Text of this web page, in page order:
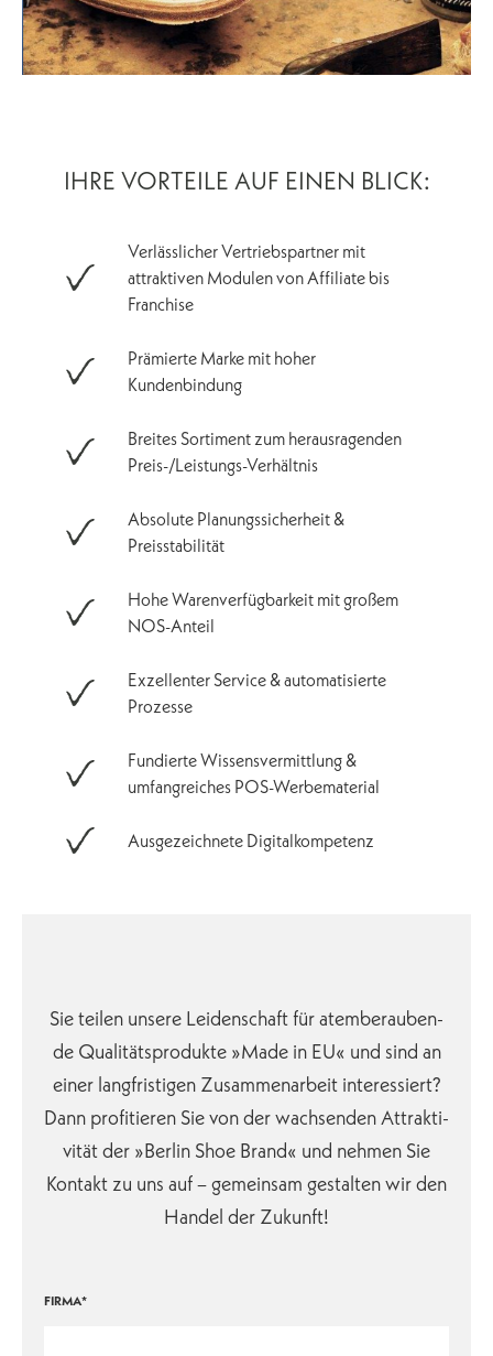
IHRE VORTEILE AUF EINEN BLICK:
Verlässlicher Vertriebspartner mit
attraktiven Modulen von Affiliate bis
Franchise
Prämierte Marke mit hoher
Kundenbindung
Breites Sortiment zum herausragenden
Preis-/Leistungs-Verhältnis
Absolute Planungssicherheit &
Preisstabilität
Hohe Warenverfügbarkeit mit großem
NOS-Anteil
Exzellenter Service & automatisierte
Prozesse
Fundierte Wissensvermittlung &
umfangreiches POS-Werbematerial
Ausgezeichnete Digitalkompetenz
Sie tei­len un­se­re Lei­den­schaft für atem­be­rau­ben­
de Qua­li­täts­pro­duk­te »Made in EU« und sind an
ei­ner lang­fris­ti­gen Zu­sam­men­ar­beit in­te­res­siert?
Dann pro­fi­tie­ren Sie von der wach­sen­den At­trak­ti­
vi­tät der »Berlin Shoe Brand« und neh­men Sie
Kon­takt zu uns auf – ge­mein­sam ge­stal­ten wir den
Han­del der Zu­kunft!
FIRMA*